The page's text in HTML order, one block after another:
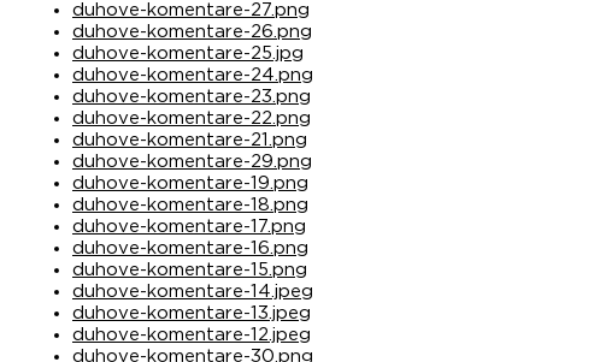
duhove-komentare-27.png
duhove-komentare-26.png
duhove-komentare-25.jpg
duhove-komentare-24.png
duhove-komentare-23.png
duhove-komentare-22.png
duhove-komentare-21.png
duhove-komentare-29.png
duhove-komentare-19.png
duhove-komentare-18.png
duhove-komentare-17.png
duhove-komentare-16.png
duhove-komentare-15.png
duhove-komentare-14.jpeg
duhove-komentare-13.jpeg
duhove-komentare-12.jpeg
duhove-komentare-30.png